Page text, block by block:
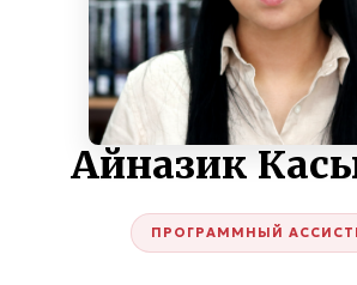
Айназик
ПРОГРАММНЫЙ